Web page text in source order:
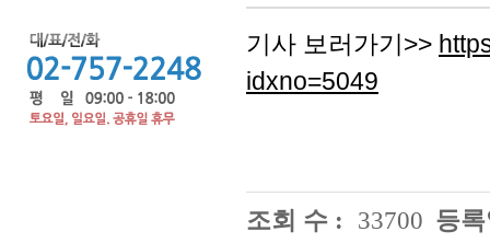
기사 보러가기>>
idxno=5049
조회 수 : 33700 등